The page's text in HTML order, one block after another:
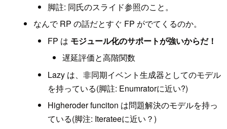
脚註: 同氏のスライド参照のこと。
なんで RP の話だとすぐ FP がでてくるのか。
FP は モジュール化のサポートが強いからだ！
遅延評価と高階関数
Lazy は、非同期イベント生成器としてのモデル
を持っている(脚註: Enumratorに近い?)
Higheroder funciton は問題解決のモデルを持っ
ている(脚注: Iterateeに近い？)